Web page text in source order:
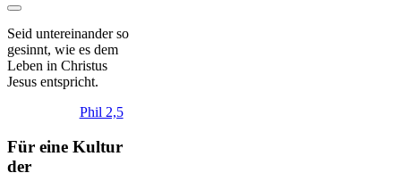
Seid untereinanderso
gesinnt, wie es dem
Leben in Christus
Jesus entspricht.
Phil 2,5
Für eine Kultur
der